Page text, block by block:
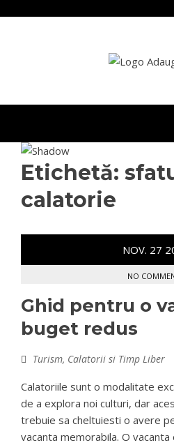
Etichetă:
calatorie
NOV. 27
NO
Ghid pentru o
buget redus
Turism, Calatorii si Timp Liber
Calatoriile sunt o modalitate
de a explora noi culturi, dar
trebuie sa cheltuiesti o avere
vacanta memorabila. O